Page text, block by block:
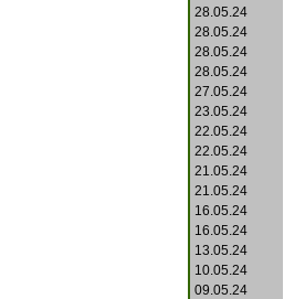
28.05.24
28.05.24
28.05.24
28.05.24
27.05.24
23.05.24
22.05.24
22.05.24
21.05.24
21.05.24
16.05.24
16.05.24
13.05.24
10.05.24
09.05.24